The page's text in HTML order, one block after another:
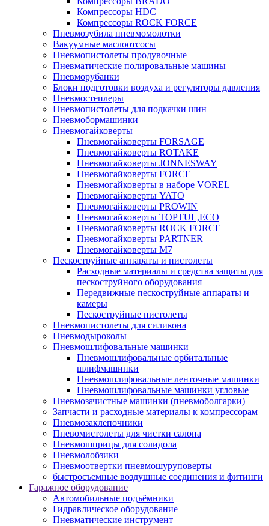
Компрессоры HDC
Компрессоры ROCK FORCE
Пневмозубила пневмомолотки
Вакуумные маслоотсосы
Пневмопистолеты продувочные
Пневматические полировальные машины
Пневморубанки
Блоки подготовки воздуха и регуляторы давления
Пневмостеплеры
Пневмопистолеты для подкачки шин
Пневмобормашинки
Пневмогайковерты
Пневмогайковерты FORSAGE
Пневмогайковерты ROTAKE
Пневмогайковерты JONNESWAY
Пневмогайковерты FORCE
Пневмогайковерты в наборе VOREL
Пневмогайковерты YATO
Пневмогайковерты PROWIN
Пневмогайковерты TOPTUL,ECO
Пневмогайковерты ROCK FORCE
Пневмогайковерты PARTNER
Пневмогайковерты M7
Пескоструйные аппараты и пистолеты
Расходные материалы и средства защиты для
пескоструйного оборудования
Передвижные пескоструйные аппараты и
камеры
Пескоструйные пистолеты
Пневмопистолеты для силикона
Пневмодыроколы
Пневмошлифовальные машинки
Пневмошлифовальные орбитальные
шлифмашинки
Пневмошлифовальные ленточные машинки
Пневмошлифовальные машинки угловые
Пневмозачистные машинки (пневмоболгарки)
Запчасти и расходные материалы к компрессорам
Пневмозаклепочники
Пневомистолеты для чистки салона
Пневмошприцы для солидола
Пневмолобзики
Пневмоотвертки пневмошуруповерты
быстросъемные воздушные соединения и фитинги
Гаражное оборудование
Автомобильные подъёмники
Гидравлическое оборудование
Пневматические инструмент